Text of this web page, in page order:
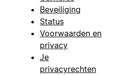
Beveiliging
Status
Voorwaarden en
privacy
Je
privacyrechten